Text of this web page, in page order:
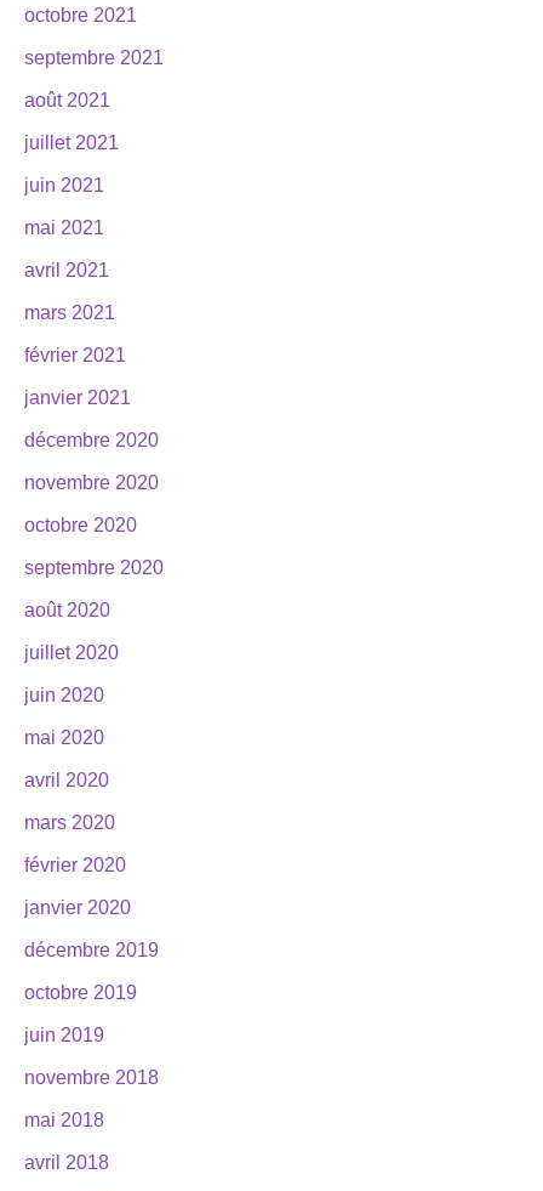
octobre 2021
septembre 2021
août 2021
juillet 2021
juin 2021
mai 2021
avril 2021
mars 2021
février 2021
janvier 2021
décembre 2020
novembre 2020
octobre 2020
septembre 2020
août 2020
juillet 2020
juin 2020
mai 2020
avril 2020
mars 2020
février 2020
janvier 2020
décembre 2019
octobre 2019
juin 2019
novembre 2018
mai 2018
avril 2018